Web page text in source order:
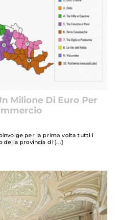
Milione Di Euro Per
per la prima volta tutti i
della provincia di